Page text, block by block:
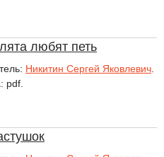
любят петь
Никитин Сергей Яковлевич
pdf.